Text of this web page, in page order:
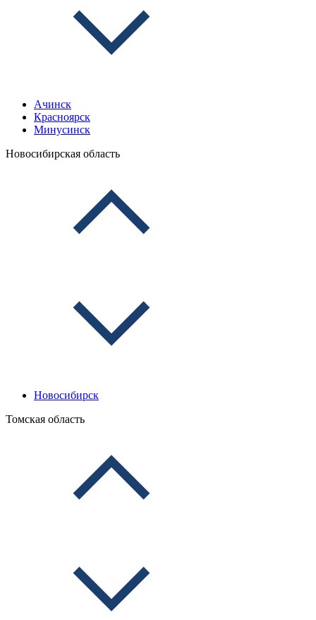
Ачинск
Красноярск
Минусинск
Новосибирская область
Новосибирск
Томская область